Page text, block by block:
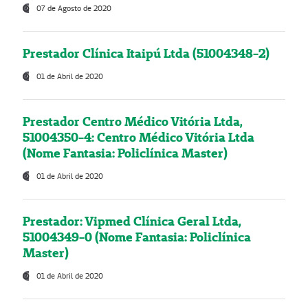
07 de Agosto de 2020
Prestador Clínica Itaipú Ltda (51004348-2)
01 de Abril de 2020
Prestador Centro Médico Vitória Ltda,
51004350-4: Centro Médico Vitória Ltda
(Nome Fantasia: Policlínica Master)
01 de Abril de 2020
Prestador: Vipmed Clínica Geral Ltda,
51004349-0 (Nome Fantasia: Policlínica
Master)
01 de Abril de 2020